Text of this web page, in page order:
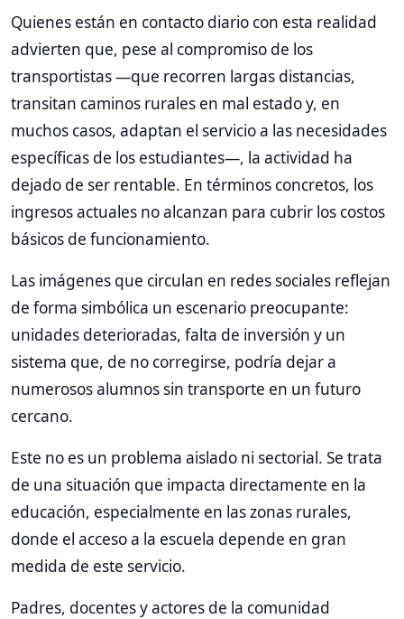
Quienes están en contacto diario con esta realidad
advierten que, pese al compromiso de los
transportistas —que recorren largas distancias,
transitan caminos rurales en mal estado y, en
muchos casos, adaptan el servicio a las necesidades
específicas de los estudiantes—, la actividad ha
dejado de ser rentable. En términos concretos, los
ingresos actuales no alcanzan para cubrir los costos
básicos de funcionamiento.
Las imágenes que circulan en redes sociales reflejan
de forma simbólica un escenario preocupante:
unidades deterioradas, falta de inversión y un
sistema que, de no corregirse, podría dejar a
numerosos alumnos sin transporte en un futuro
cercano.
Este no es un problema aislado ni sectorial. Se trata
de una situación que impacta directamente en la
educación, especialmente en las zonas rurales,
donde el acceso a la escuela depende en gran
medida de este servicio.
Padres, docentes y actores de la comunidad